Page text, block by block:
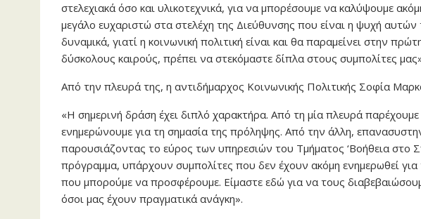
στελεχιακά όσο και υλικοτεχνικά, για να μπορέσουμε να καλύψουμε
μεγάλο ευχαριστώ στα στελέχη της Διεύθυνσης που είναι η ψυχή
δυναμικά, γιατί η κοινωνική πολιτική είναι και θα παραμείνει στην
δύσκολους καιρούς, πρέπει να στεκόμαστε δίπλα στους συμπολίτες
Από την πλευρά της, η αντιδήμαρχος Κοινωνικής Πολιτικής Σοφία
«Η σημερινή δράση έχει διπλό χαρακτήρα. Από τη μία πλευρά
ενημερώνουμε για τη σημασία της πρόληψης. Από την άλλη,
παρουσιάζοντας το εύρος των υπηρεσιών του Τμήματος ‘Βοήθεια στο
πρόγραμμα, υπάρχουν συμπολίτες που δεν έχουν ακόμη ενημερωθεί για
που μπορούμε να προσφέρουμε. Είμαστε εδώ για να τους
όσοι μας έχουν πραγματικά ανάγκη».